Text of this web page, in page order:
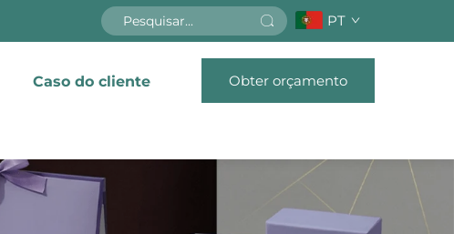
PT
Caso do cliente Obter orçamento